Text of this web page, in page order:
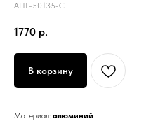
АПГ-50135-С
1770 р.
В корзину
Материал: алюминий